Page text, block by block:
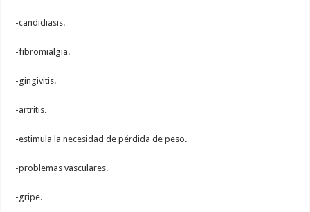
-candidiasis.
-fibromialgia.
-gingivitis.
-artritis.
-estimula la necesidad de pérdida de peso.
-problemas vasculares.
-gripe.